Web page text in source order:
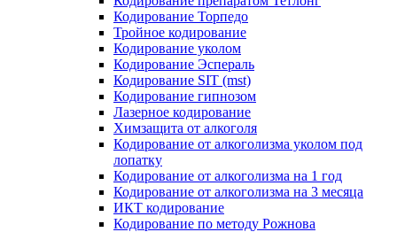
Кодирование Торпедо
Тройное кодирование
Кодирование уколом
Кодирование Эспераль
Кодирование SIT (mst)
Кодирование гипнозом
Лазерное кодирование
Химзащита от алкоголя
Кодирование от алкоголизма уколом под
лопатку
Кодирование от алкоголизма на 1 год
Кодирование от алкоголизма на 3 месяца
ИКТ кодирование
Кодирование по методу Рожнова